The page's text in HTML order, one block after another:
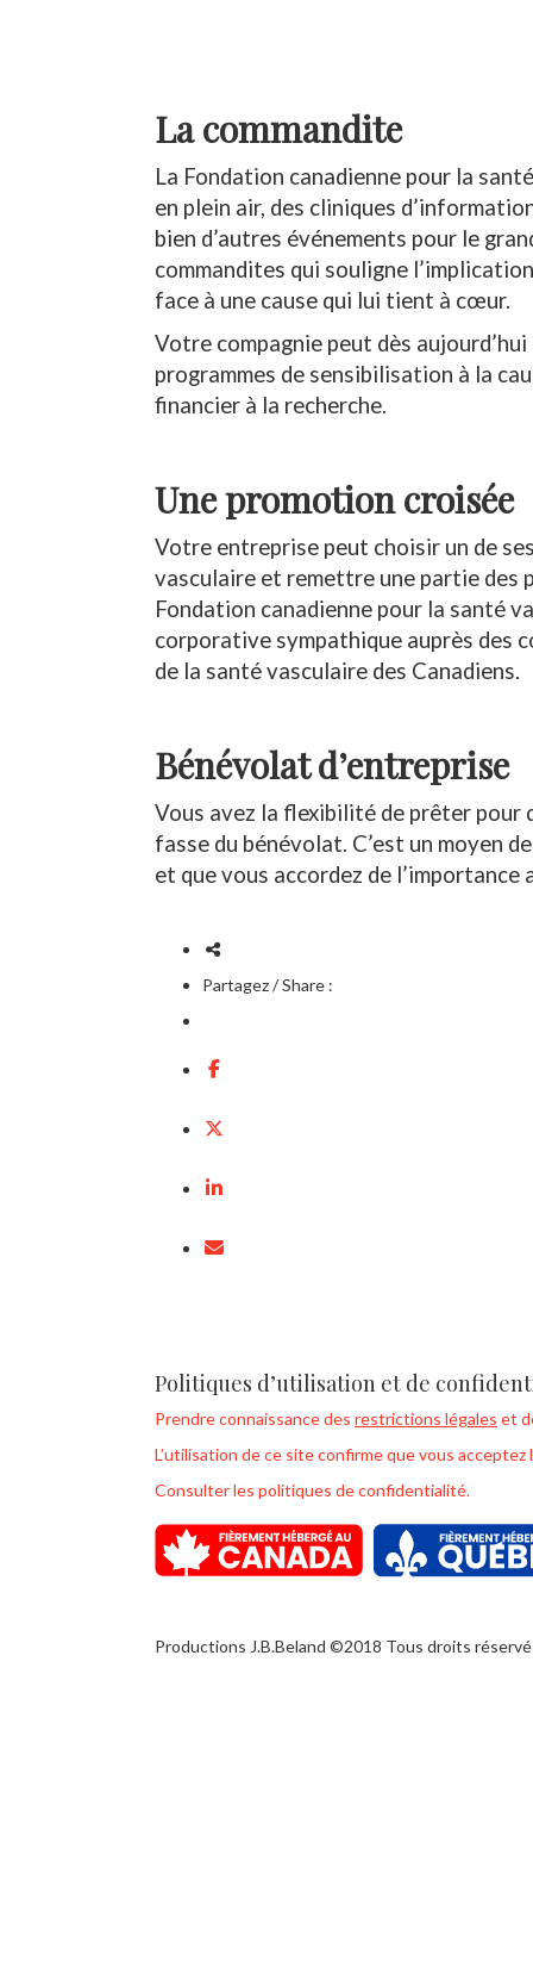
La commandite
La Fondation canadienne pour la
en plein air, des cliniques
bien d’autres événements pour le
commandites qui souligne
face à une cause qui lui tient à cœur.
Votre compagnie peut dès
programmes de sensibilisation à la
financier à la recherche.
Une promotion croisée
Votre entreprise peut choisir un de
vasculaire et remettre une partie des
Fondation canadienne pour la santé
corporative sympathique auprès des
de la santé vasculaire des Canadiens.
Bénévolat d’entreprise
Vous avez la flexibilité de prêter pour
fasse du bénévolat. C’est un moyen
et que vous accordez de
Partagez / Share :
Politiques d’utilisation et de
Prendre connaissance des restrictions légales et
L’utilisation de ce site confirme que vous acceptez
Consulter les politiques de confidentialité.
Productions J.B.Beland ©2018 Tous droits